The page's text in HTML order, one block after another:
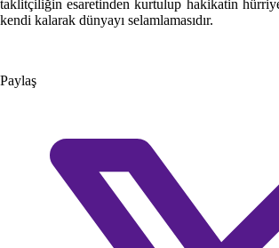
taklitçiliğin esaretinden kurtulup hakikatin
kendi kalarak dünyayı selamlamasıdır.
Paylaş